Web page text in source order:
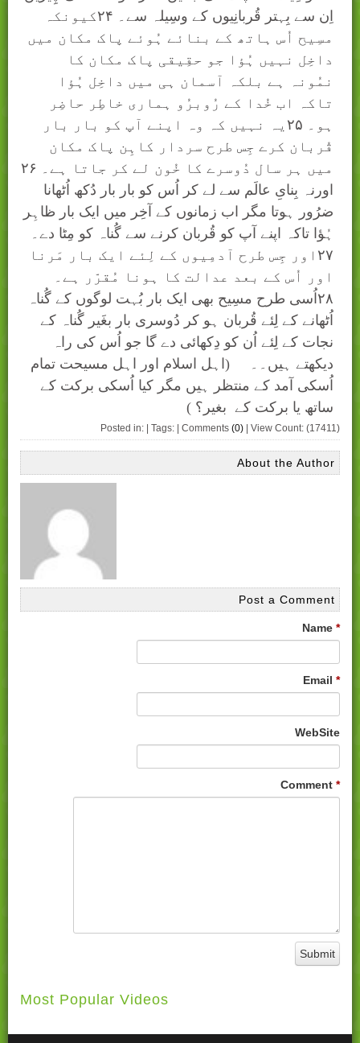
اِن سے بِہتر قُربانِیوں کے وسِیلہ سے۔ ۲۴کیونکہ
مسِیح اُس ہاتھ کے بنائے ہُوئے پاک مکان میں
داخِل نہیں ہُؤا جو حقِیقی پاک مکان کا
نمُونہ ہے بلکہ آسمان ہی میں داخِل ہُؤا
تاکہ اب خُدا کے رُوبرُو ہماری خاطِر حاضِر
ہو۔ ۲۵یہ نہیں کہ وہ اپنے آپ کو بار بار
قُربان کرے جِس طرح سردار کاہِن پاک مکان
میں ہر سال دُوسرے کا خُون لے کر جاتا ہے۔ ۲۶
اورنہ بِنایِ عالَم سے لے کر اُس کو بار بار دُکھ اُٹھانا
ضرُور ہوتا مگر اب زمانوں کے آخِر میں ایک بار ظاہِر
ہُؤا تاکہ اپنے آپ کو قُربان کرنے سے گُناہ کو مِٹا دے۔
۲۷اور جِس طرح آدمِیوں کے لِئے ایک بار مَرنا
اور اُس کے بعد عدالت کا ہونا مُقرّر ہے۔
۲۸اُسی طرح مسِیح بھی ایک بار بُہت لوگوں کے گُناہ
اُٹھانے کے لِئے قُربان ہو کر دُوسری بار بغَیر گُناہ کے
نجات کے لِئے اُن کو دِکھائی دے گا جو اُس کی راہ
دیکھتے ہیں۔۔ (اہل اسلام اور اہل مسیحت تمام
اُسکی آمد کے منتظر ہیں مگر کیا اُسکی برکت کے
ساتھ یا برکت کے بغیر؟ )
Posted in: | Tags: | Comments (0) | View Count: (17411)
About the Author
Post a Comment
Name *
Email *
WebSite
Comment *
Most Popular Videos